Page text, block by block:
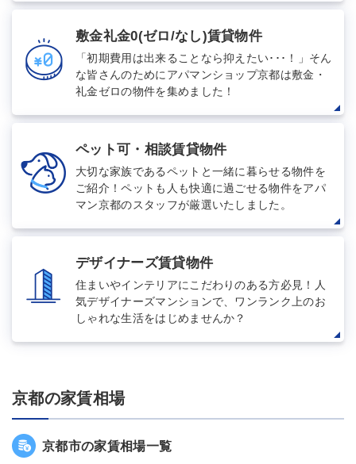
敷金礼金0(ゼロ/なし)賃貸物件
「初期費用は出来ることなら抑えたい･･･！」そん
な皆さんのためにアパマンショップ京都は敷金・
礼金ゼロの物件を集めました！
ペット可・相談賃貸物件
大切な家族であるペットと一緒に暮らせる物件を
ご紹介！ペットも人も快適に過ごせる物件をアパ
マン京都のスタッフが厳選いたしました。
デザイナーズ賃貸物件
住まいやインテリアにこだわりのある方必見！人
気デザイナーズマンションで、ワンランク上のお
しゃれな生活をはじめませんか？
京都の家賃相場
京都市の家賃相場一覧